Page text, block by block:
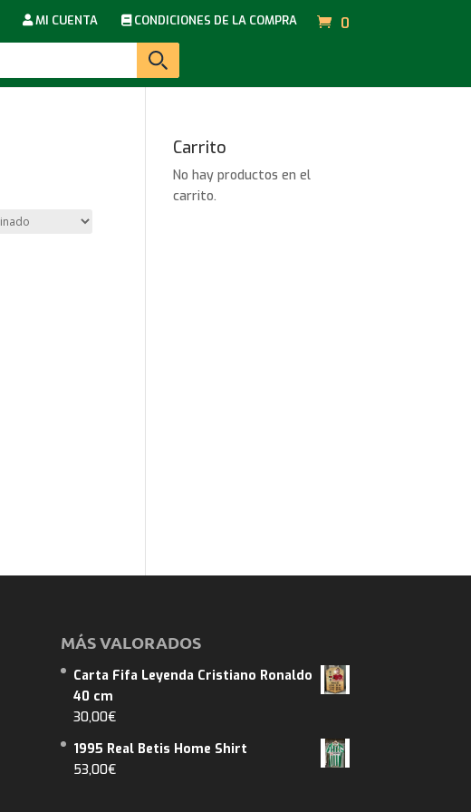
MI CUENTA CONDICIONES DE LA COMPRA 0
Carrito
No hay productos en el
carrito.
MÁS VALORADOS
Carta Fifa Leyenda Cristiano Ronaldo
40 cm
30,00€
1995 Real Betis Home Shirt
53,00€